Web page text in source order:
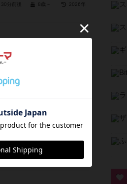
30分前後 8歳～ 2026年
15分前後
20～25分 10歳～
30分前後 8歳～